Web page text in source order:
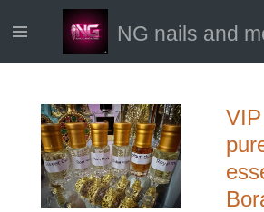
direct
NG nails and